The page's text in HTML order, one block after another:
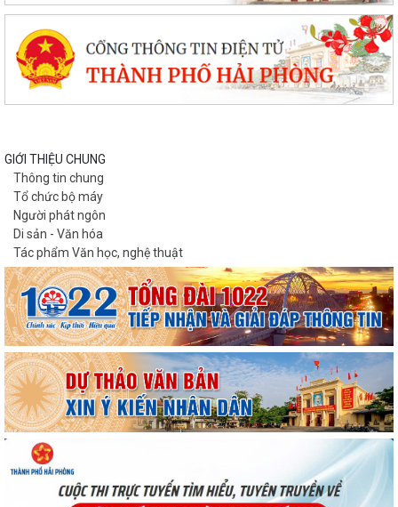
GIỚI THIỆU CHUNG
Thông tin chung
Tổ chức bộ máy
Người phát ngôn
Di sản - Văn hóa
Tác phẩm Văn học, nghệ thuật